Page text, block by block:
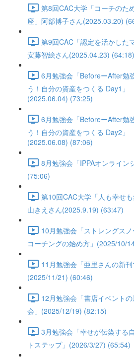
第8回CAC大学「コーチのた
座」阿部博子さん(2025.03.20)
第9回CAC「認定を活かした
安藤智絵さん(2025.04.23) (64:18)
6月勉強会「BeforeーAfter勉
う！自分の資産をつくる Day1
(2025.06.04) (73:25)
6月勉強会「BeforeーAfter勉
う！自分の資産をつくる Day2
(2025.06.08) (87:06)
8月勉強会「IPPAオンライン
(75:06)
第10回CAC大学「人も幸せ
山きえさん(2025.9.19) (63:47)
10月勉強会「ストレングス
コーチングの始め方」(2025/10/
11月勉強会「亜里さんの新刊
(2025/11/21) (60:46)
12月勉強会「書店イベント
会」(2025/12/19) (82:15)
3月勉強会「幸せが伝染する
トステップ」(2026/3/27) (65:54)